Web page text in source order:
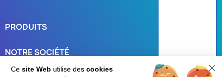
Cesite Web utilise descookies
PRODUITS
NOTRE SOCIÉTÉ